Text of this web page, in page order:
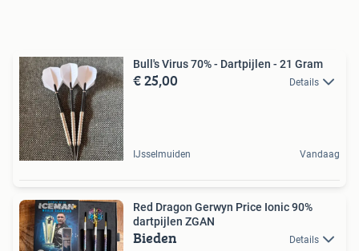
Bull's Virus 70% - Dartpijlen - 21 Gram
€ 25,00 Details
IJsselmuiden Vandaag
Red Dragon Gerwyn Price Ionic 90%
dartpijlen ZGAN
Bieden Details